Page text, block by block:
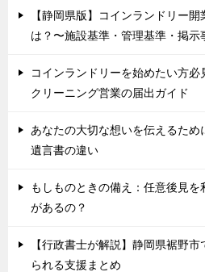
【静岡県版】コインランドリー
は？〜施設基準・管理基準・掲示
コインランドリーを始めたい方
クリーニング営業の届出ガイド
あなたの大切な想いを伝えるた
遺言書の違い
もしものときの備え：任意後見を
があるの？
【行政書士が解説】静岡県裾野
られる支援まとめ